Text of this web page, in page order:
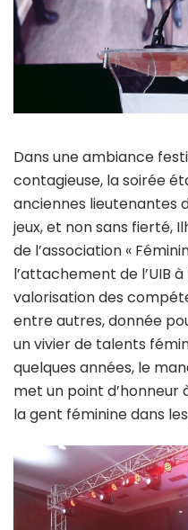
Dans une ambiance
contagieuse, la soirée
anciennes lieutenantes
jeux, et non sans fierté,
de l’association «
l’attachement de l’UIB
valorisation des
entre autres, donnée
un vivier de talents
quelques années, le
met un point
la gent féminine dans